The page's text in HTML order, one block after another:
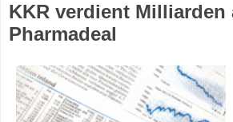
KKR verdient Milliarden
Pharmadeal